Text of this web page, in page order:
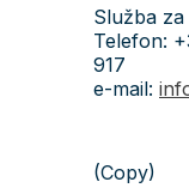
Služba
Telefon:
917
e-mail:
(Copy)